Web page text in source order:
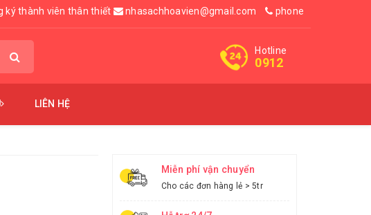
ký thành viên thân thiết nhasachhoavien@gmail.com phone
Hotline
0912
LIÊN HỆ
Miễn phí vận chuyển
Cho các đơn hàng lẻ > 5tr